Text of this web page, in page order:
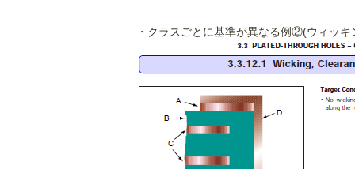
・クラスごとに基準が異なる例②(ウィッキ